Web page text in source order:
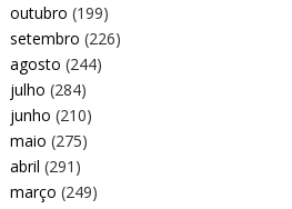
outubro (199)
setembro (226)
agosto (244)
julho (284)
junho (210)
maio (275)
abril (291)
março (249)